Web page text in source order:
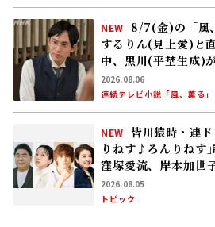
NEW
8/7(金)の「風
するりん(見上愛)と
中、黒川(平埜生成)
2026.08.06
連続テレビ小説「風、薫る」
NEW 皆川猿時・連
りねす♪ろんりねす
窪塚愛流、岸本加世
が､人生でやり残した
2026.08.05
トピック